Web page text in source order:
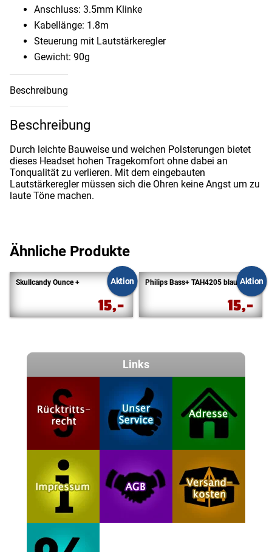
Anschluss: 3.5mm Klinke
Kabellänge: 1.8m
Steuerung mit Lautstärkeregler
Gewicht: 90g
Beschreibung
Beschreibung
Durch leichte Bauweise und weichen Polsterungen bietet
dieses Headset hohen Tragekomfort ohne dabei an
Tonqualität zu verlieren. Mit dem eingebauten
Lautstärkeregler müssen sich die Ohren keine Angst um zu
laute Töne machen.
Ähnliche Produkte
Aktion
Skullcandy Ounce +
15,-
Aktion
Philips Bass+ TAH4205 blau
15,-
Links